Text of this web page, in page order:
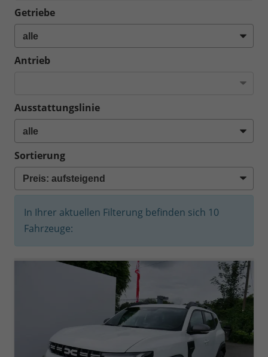
Getriebe
Antrieb
Ausstattungslinie
Sortierung
In Ihrer aktuellen Filterung befinden sich 10
Fahrzeuge: